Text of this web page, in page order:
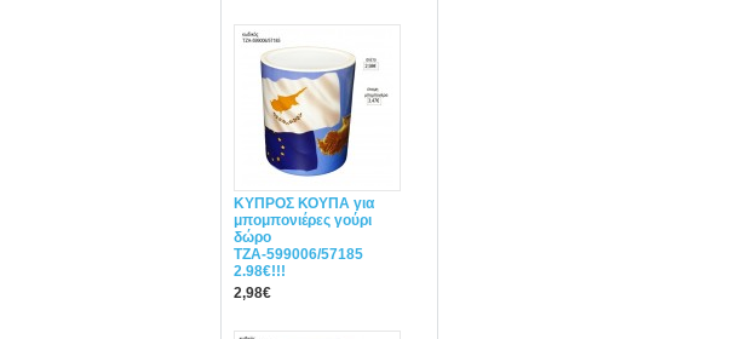
ΚΥΠΡΟΣ ΚΟΥΠΑ για
μπομπονιέρες γούρι
δώρο
ΤΖΑ-599006/57185
2.98€!!!
2,98€